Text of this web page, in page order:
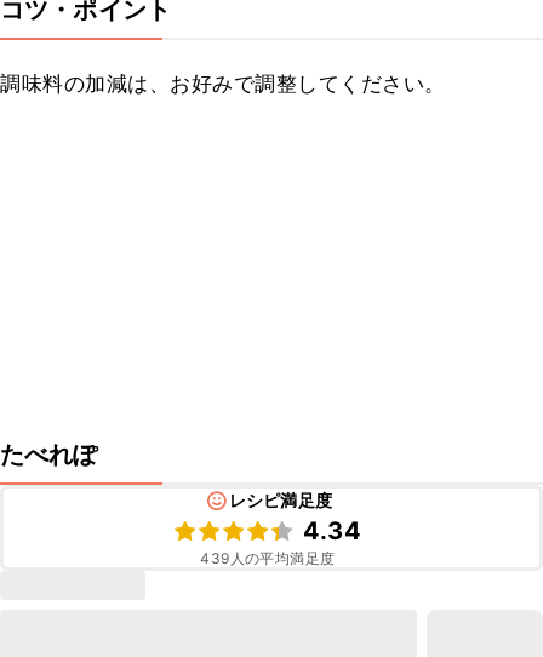
コツ・ポイント
調味料の加減は、お好みで調整してください。
たべれぽ
レシピ満足度
4.34
439 人の平均満足度